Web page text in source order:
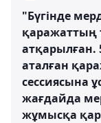
"Бүгінде
атқарылған.
аталған
сессиясына
жағдайда
жұмысқа